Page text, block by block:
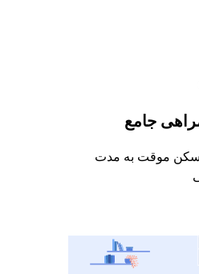
جامع
موقت به مدت